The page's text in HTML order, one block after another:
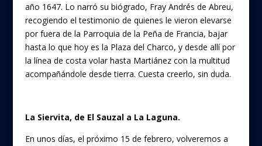
año 1647. Lo narró su biógrado, Fray Andrés de Abreu,
recogiendo el testimonio de quienes le vieron elevarse
por fuera de la Parroquia de la Peña de Francia, bajar
hasta lo que hoy es la Plaza del Charco, y desde allí por
la línea de costa volar hasta Martiánez con la multitud
acompañándole desde tierra. Cuesta creerlo, sin duda.
La Siervita, de El Sauzal a La Laguna.
En unos días, el próximo 15 de febrero, volveremos a